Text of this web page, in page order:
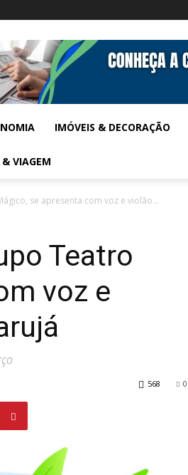
IMÓVEIS & DECORAÇÃO
VIAGEM
se apresenta com voz e violão...
Teatro
voz e
0
568